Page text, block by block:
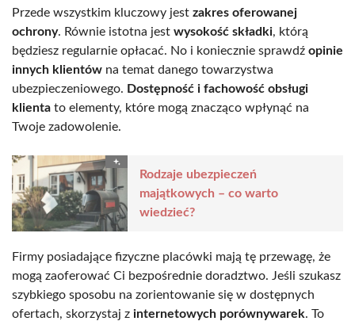
Przede wszystkim kluczowy jest zakres oferowanej
ochrony. Równie istotna jest wysokość składki, którą
będziesz regularnie opłacać. No i koniecznie sprawdź opinie
innych klientów na temat danego towarzystwa
ubezpieczeniowego. Dostępność i fachowość obsługi
klienta to elementy, które mogą znacząco wpłynąć na
Twoje zadowolenie.
Rodzaje ubezpieczeń
majątkowych – co warto
wiedzieć?
Firmy posiadające fizyczne placówki mają tę przewagę, że
mogą zaoferować Ci bezpośrednie doradztwo. Jeśli szukasz
szybkiego sposobu na zorientowanie się w dostępnych
ofertach, skorzystaj z internetowych porównywarek. To